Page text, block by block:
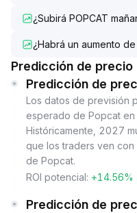
¿Subirá POPCAT
¿Habrá un aumento
Predicción de precio
Predicción de
Los datos de previsión
esperado de Popcat
Históricamente, 2027
que los traders ven
de Popcat.
ROI potencial: +14.56%
Predicción de